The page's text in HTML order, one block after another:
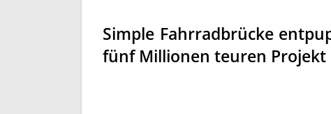
Simple Fahrradbrücke
fünf Millionen teuren Projekt